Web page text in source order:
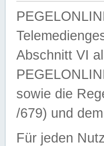
Abschnitt VI
sowie die
/679) und
Für jeden